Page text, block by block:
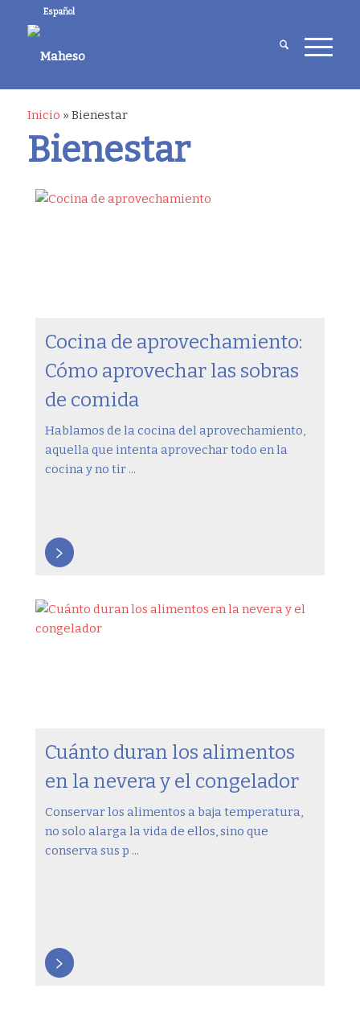
Español
Inicio » Bienestar
Bienestar
Cocina de aprovechamiento:
Cómo aprovechar las sobras
de comida
Hablamos de la cocina del aprovechamiento,
aquella que intenta aprovechar todo en la
cocina y no tir ...
>
Cuánto duran los alimentos
en la nevera y el congelador
Conservar los alimentos a baja temperatura,
no solo alarga la vida de ellos, sino que
conserva sus p ...
>